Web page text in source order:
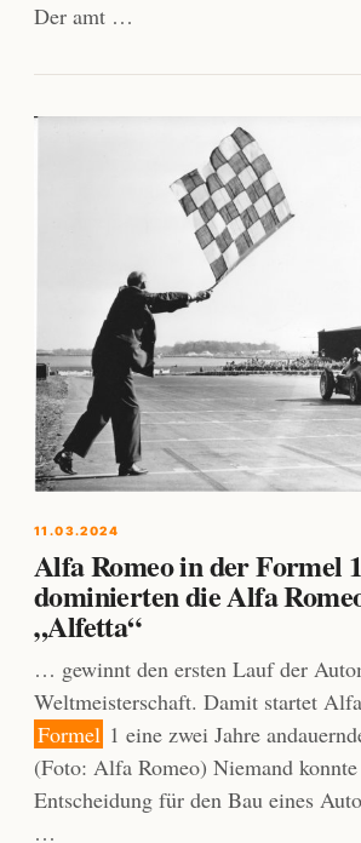
Der amt …
11.03.2024
Alfa Romeo in der Formel
dominierten die Alfa
„Alfetta“
… gewinnt den ersten Lauf der
Weltmeisterschaft. Damit startet
Formel 1 eine zwei Jahre
(Foto: Alfa Romeo) Niemand konnte
Entscheidung für den Bau eines
…